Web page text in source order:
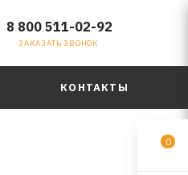
8 800 511-02-92
ЗАКАЗАТЬ ЗВОНОК
КОНТАКТЫ
0